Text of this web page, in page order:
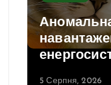
5 Серпня, 2026